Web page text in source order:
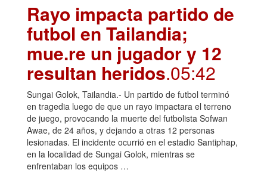
Rayo impacta partido de
futbol en Tailandia;
mue.re un jugador y 12
resultan heridos.05:42
Sungai Golok, Tailandia.- Un partido de futbol terminó
en tragedia luego de que un rayo impactara el terreno
de juego, provocando la muerte del futbolista Sofwan
Awae, de 24 años, y dejando a otras 12 personas
lesionadas. El incidente ocurrió en el estadio Santiphap,
en la localidad de Sungai Golok, mientras se
enfrentaban los equipos …